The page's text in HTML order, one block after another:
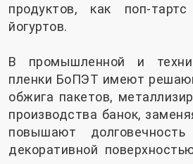
продуктов, как поп-
йогуртов.
В промышленной и
пленки БоПЭТ имеют
обжига пакетов,
производства банок,
повышают
декоративной